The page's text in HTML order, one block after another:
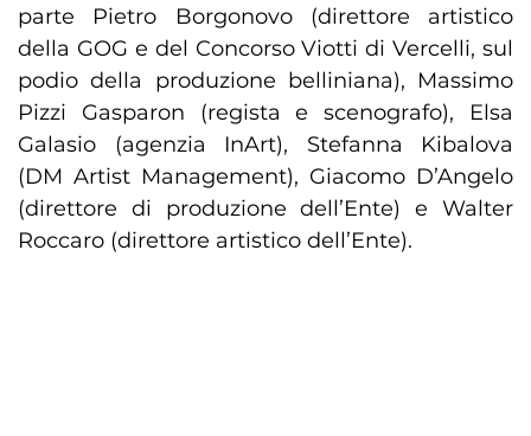
parte Pietro Borgonovo (direttore artistico
della GOG e del Concorso Viotti di Vercelli, sul
podio della produzione belliniana), Massimo
Pizzi Gasparon (regista e scenografo), Elsa
Galasio (agenzia InArt), Stefanna Kibalova
(DM Artist Management), Giacomo D’Angelo
(direttore di produzione dell’Ente) e Walter
Roccaro (direttore artistico dell’Ente).